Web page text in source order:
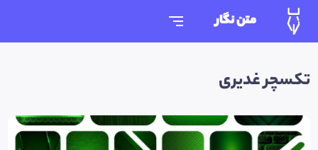
متن نگار
تکسچر غدیری